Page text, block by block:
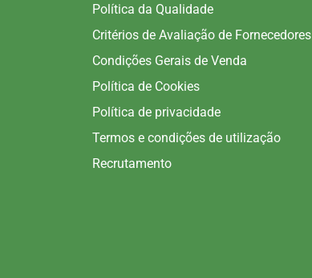
Política da Qualidade
Critérios de Avaliação de Fornecedores
Condições Gerais de Venda
Política de Cookies
Política de privacidade
Termos e condições de utilização
Recrutamento